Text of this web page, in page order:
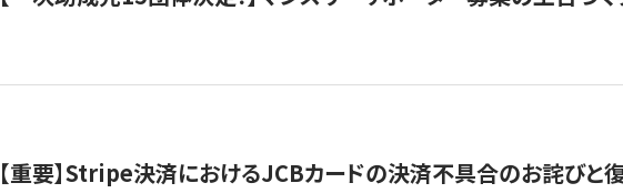
【重要】Stripe決済におけるJCBカードの決済不具合のお詫びと